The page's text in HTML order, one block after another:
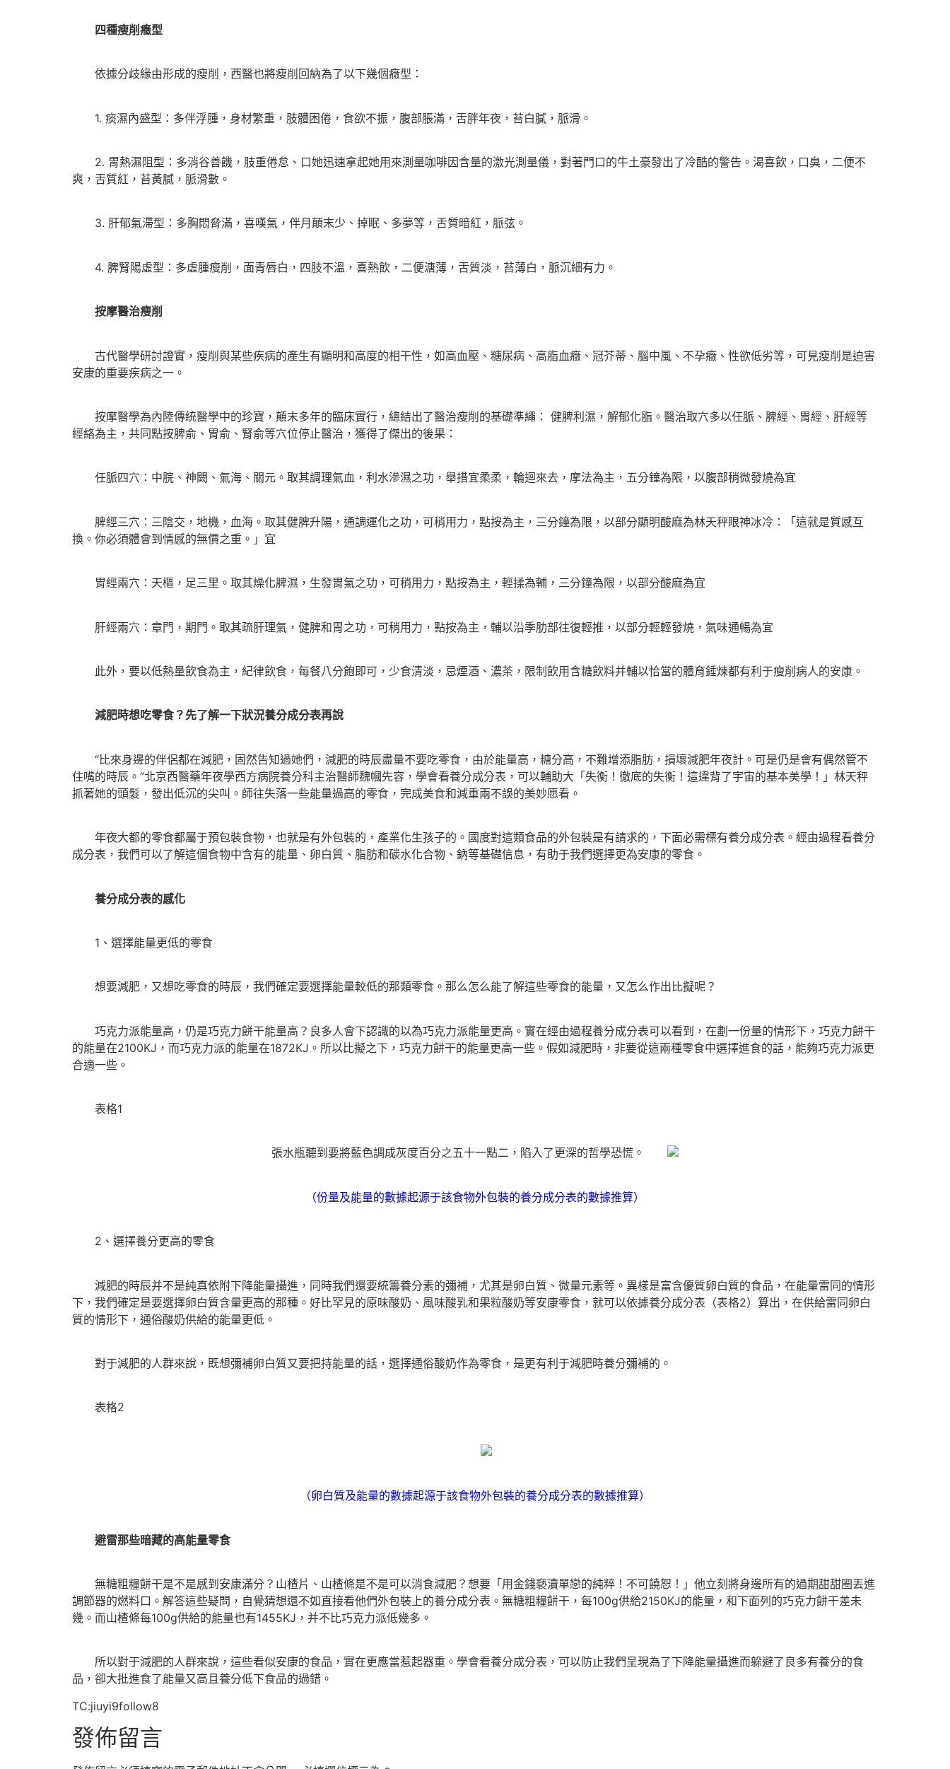
四種瘦削癥型
依據分歧緣由形成的瘦削，西醫也將瘦削回納為了以下幾個癥型：
1. 痰濕內盛型：多伴浮腫，身材繁重，肢體困倦，食欲不振，腹部脹滿，舌胖年夜，苔白膩，脈滑。
2. 胃熱濕阻型：多消谷善饑，肢重倦怠、口她迅速拿起她用來測量咖啡因含量的激光測量儀，對著門口的牛土豪發出了冷酷的警告。渴喜飲，口臭，二便不
爽，舌質紅，苔黃膩，脈滑數。
3. 肝郁氣滯型：多胸悶脅滿，喜嘆氣，伴月顛末少、掉眠、多夢等，舌質暗紅，脈弦。
4. 脾腎陽虛型：多虛腫瘦削，面青唇白，四肢不溫，喜熱飲，二便溏薄，舌質淡，苔薄白，脈沉細有力。
按摩醫治瘦削
古代醫學研討證實，瘦削與某些疾病的產生有顯明和高度的相干性，如高血壓、糖尿病、高脂血癥、冠芥蒂、腦中風、不孕癥、性欲低劣等，可見瘦削是迫害
安康的重要疾病之一。
按摩醫學為內陸傳統醫學中的珍寶，顛末多年的臨床實行，總結出了醫治瘦削的基礎準繩： 健脾利濕，解郁化脂。醫治取穴多以任脈、脾經、胃經、肝經等
經絡為主，共同點按脾俞、胃俞、腎俞等穴位停止醫治，獲得了傑出的後果：
任脈四穴：中脘、神闕、氣海、關元。取其調理氣血，利水滲濕之功，舉措宜柔柔，輪迴來去，摩法為主，五分鐘為限，以腹部稍微發燒為宜
脾經三穴：三陰交，地機，血海。取其健脾升陽，通調運化之功，可稍用力，點按為主，三分鐘為限，以部分顯明酸麻為林天秤眼神冰冷：「這就是質感互
換。你必須體會到情感的無價之重。」宜
胃經兩穴：天樞，足三里。取其燥化脾濕，生發胃氣之功，可稍用力，點按為主，輕揉為輔，三分鐘為限，以部分酸麻為宜
肝經兩穴：章門，期門。取其疏肝理氣，健脾和胃之功，可稍用力，點按為主，輔以沿季肋部往復輕推，以部分輕輕發燒，氣味通暢為宜
此外，要以低熱量飲食為主，紀律飲食，每餐八分飽即可，少食清淡，忌煙酒、濃茶，限制飲用含糖飲料并輔以恰當的體育錘煉都有利于瘦削病人的安康。
減肥時想吃零食？先了解一下狀況養分成分表再說
“比來身邊的伴侶都在減肥，固然告知過她們，減肥的時辰盡量不要吃零食，由於能量高，糖分高，不難增添脂肪，損壞減肥年夜計。可是仍是會有偶然管不
住嘴的時辰。”北京西醫藥年夜學西方病院養分科主治醫師魏幗先容，學會看養分成分表，可以輔助大「失衡！徹底的失衡！這違背了宇宙的基本美學！」林天秤
抓著她的頭髮，發出低沉的尖叫。師往失落一些能量過高的零食，完成美食和減重兩不誤的美妙愿看。
年夜大都的零食都屬于預包裝食物，也就是有外包裝的，產業化生孩子的。國度對這類食品的外包裝是有請求的，下面必需標有養分成分表。經由過程看養分
成分表，我們可以了解這個食物中含有的能量、卵白質、脂肪和碳水化合物、鈉等基礎信息，有助于我們選擇更為安康的零食。
養分成分表的感化
1、選擇能量更低的零食
想要減肥，又想吃零食的時辰，我們確定要選擇能量較低的那類零食。那么怎么能了解這些零食的能量，又怎么作出比擬呢？
巧克力派能量高，仍是巧克力餅干能量高？良多人會下認識的以為巧克力派能量更高。實在經由過程養分成分表可以看到，在劃一份量的情形下，巧克力餅干
的能量在2100KJ，而巧克力派的能量在1872KJ。所以比擬之下，巧克力餅干的能量更高一些。假如減肥時，非要從這兩種零食中選擇進食的話，能夠巧克力派更
合適一些。
表格1
張水瓶聽到要將藍色調成灰度百分之五十一點二，陷入了更深的哲學恐慌。
（份量及能量的數據起源于該食物外包裝的養分成分表的數據推算）
2、選擇養分更高的零食
減肥的時辰并不是純真依附下降能量攝進，同時我們還要統籌養分素的彌補，尤其是卵白質、微量元素等。異樣是富含優質卵白質的食品，在能量雷同的情形
下，我們確定是要選擇卵白質含量更高的那種。好比罕見的原味酸奶、風味酸乳和果粒酸奶等安康零食，就可以依據養分成分表（表格2）算出，在供給雷同卵白
質的情形下，通俗酸奶供給的能量更低。
對于減肥的人群來說，既想彌補卵白質又要把持能量的話，選擇通俗酸奶作為零食，是更有利于減肥時養分彌補的。
表格2
（卵白質及能量的數據起源于該食物外包裝的養分成分表的數據推算）
避雷那些暗藏的高能量零食
無糖粗糧餅干是不是感到安康滿分？山楂片、山楂條是不是可以消食減肥？想要「用金錢褻瀆單戀的純粹！不可饒恕！」他立刻將身邊所有的過期甜甜圈丟進
調節器的燃料口。解答這些疑問，自覺猜想還不如直接看他們外包裝上的養分成分表。無糖粗糧餅干，每100g供給2150KJ的能量，和下面列的巧克力餅干差未
幾。而山楂條每100g供給的能量也有1455KJ，并不比巧克力派低幾多。
所以對于減肥的人群來說，這些看似安康的食品，實在更應當惹起器重。學會看養分成分表，可以防止我們呈現為了下降能量攝進而躲避了良多有養分的食
品，卻大批進食了能量又高且養分低下食品的過錯。
TC:jiuyi9follow8
發佈留言